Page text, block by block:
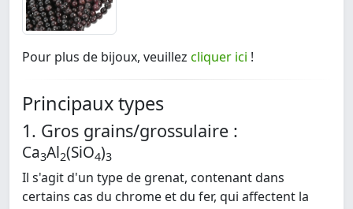
Pour plus de bijoux, veuillez cliquer ici !
Principaux types
1. Gros grains/grossulaire :
Ca3Al2(SiO4)3
Il s'agit d'un type de grenat, contenant dans
certains cas du chrome et du fer, qui affectent la